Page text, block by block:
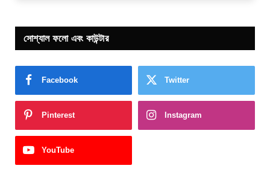
সোশ্যাল ফলো এবং কাউন্টার
Facebook Twitter
Pinterest Instagram
YouTube